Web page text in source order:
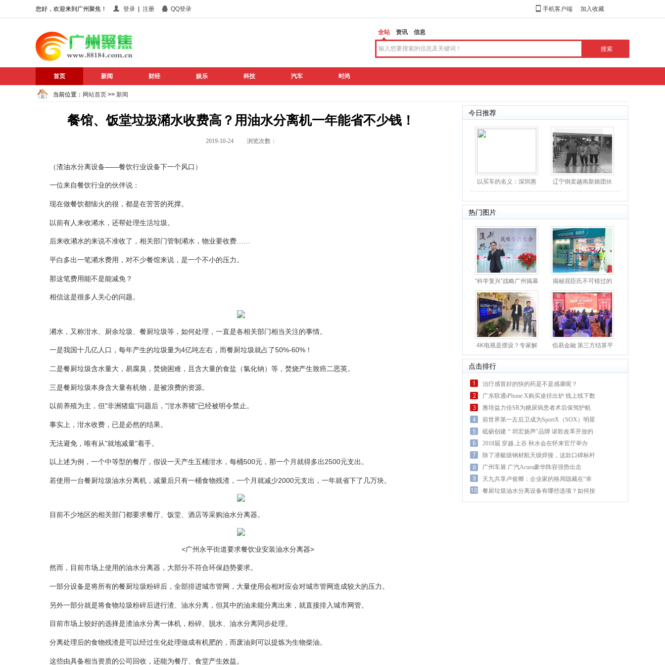
您好，欢迎来到广州聚焦！ 登录 注册 QQ登录 手机客户端 加入收藏
全站 资讯 信息
首页 新闻 财经 娱乐 科技 汽车 时尚
当前位置： 网站首页 >> 新闻
餐馆、饭堂垃圾潲水收费高？用油水分离机一年能省不少钱！
2019-10-24 浏览次数：
（渣油水分离设备——餐饮行业设备下一个风口）
一位来自餐饮行业的伙伴说：
现在做餐饮都恼火的很，都是在苦苦的死撑。
以前有人来收潲水，还帮处理生活垃圾。
后来收潲水的来说不准收了，相关部门管制潲水，物业要收费……
平白多出一笔潲水费用，对不少餐馆来说，是一个不小的压力。
那这笔费用能不是能减免？
相信这是很多人关心的问题。
潲水，又称泔水、厨余垃圾、餐厨垃圾等，如何处理，一直是各相关部门相当关注的事情。
一是我国十几亿人口，每年产生的垃圾量为4亿吨左右，而餐厨垃圾就占了50%-60%！
二是餐厨垃圾含水量大，易腐臭，焚烧困难，且含大量的食盐（氯化钠）等，焚烧产生致癌二恶英。
三是餐厨垃圾本身含大量有机物，是被浪费的资源。
以前养殖为主，但"非洲猪瘟"问题后，"泔水养猪"已经被明令禁止。
事实上，泔水收费，已是必然的结果。
无法避免，唯有从"就地减量"着手。
以上述为例，一个中等型的餐厅，假设一天产生五桶泔水，每桶500元，那一个月就得多出2500元支出。
若使用一台餐厨垃圾油水分离机，减量后只有一桶食物残渣，一个月就减少2000元支出，一年就省下了几万块。
目前不少地区的相关部门都要求餐厅、饭堂、酒店等采购油水分离器。
<广州永平街道要求餐饮业安装油水分离器>
然而，目前市场上使用的油水分离器，大部分不符合环保趋势要求。
一部分设备是将所有的餐厨垃圾粉碎后，全部排进城市管网，大量使用会相对应会对城市管网造成较大的压力。
另外一部分就是将食物垃圾粉碎后进行渣、油水分离，但其中的油未能分离出来，就直接排入城市网管。
目前市场上较好的选择是渣油水分离一体机，粉碎、脱水、油水分离同步处理。
分离处理后的食物残渣是可以经过生化处理做成有机肥的，而废油则可以提炼为生物柴油。
这些由具备相当资质的公司回收，还能为餐厅、食堂产生效益。
今日推荐
以买车的名义：深圳惠
辽宁倒卖越南新娘团伙
热门图片
“科学复兴”战略广州揭幕
揭秘屈臣氏不可错过的
卸妆
4K电视是摆设？专家解
读真
佰易金融 第三方结算平
台
点击排行
治疗感冒好的快的药是不是感康呢？
广东联通iPhone X购买途径出炉 线上线下数
千渠道
雅培益力佳SR为糖尿病患者术后保驾护航
前世界第一左后卫成为SportX（SOX）明星
合伙人
砥砺创建＂圳宏扬声″品牌 讴歌改革开放的
伟大成
2018届 穿越.上谷 秋水会在怀来官厅举办
除了潜艇级钢材航天级焊接，这款口碑标杆
的SUV凭
广州车展 广汽Acura豪华阵容强势出击
天九共享卢俊卿：企业家的格局隐藏在“幸
福观”里
餐厨垃圾油水分离设备有哪些选项？如何按
政策科学